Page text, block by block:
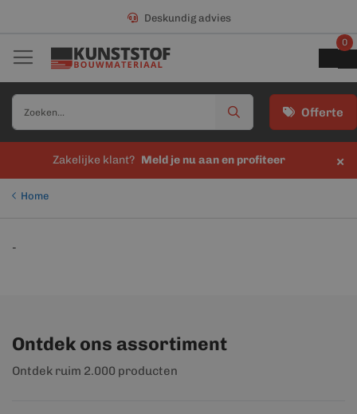
Deskundig advies
Offerte
0
Zakelijke klant? Meld je nu aan en profiteer ×
Home
-
Ontdek ons assortiment
Ontdek ruim 2.000 producten